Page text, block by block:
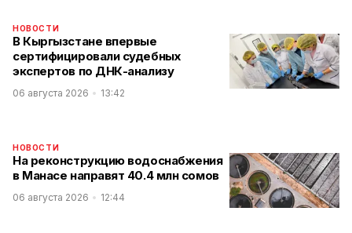
НОВОСТИ
В Кыргызстане впервые
сертифицировали судебных
экспертов по ДНК-анализу
06 августа 2026 13:42
НОВОСТИ
На реконструкцию водоснабжения
в Манасе направят 40.4 млн сомов
06 августа 2026 12:44